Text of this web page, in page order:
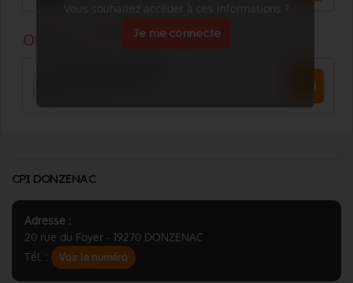
Vous souhaitez accéder à ces informations ?
Je me connecte
CPI DONZENAC
Adresse :
20 rue du Foyer - 19270 DONZENAC
Tél. :
Voir le numéro